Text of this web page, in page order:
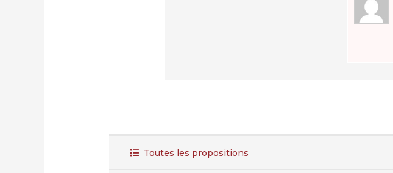
Toutes les propositions